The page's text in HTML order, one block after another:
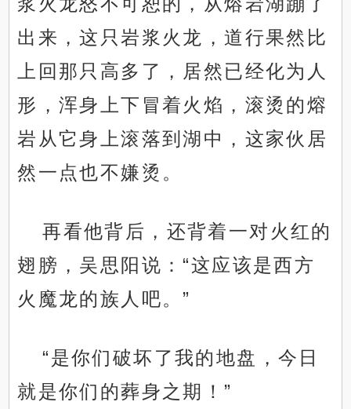
出来，这只岩浆火龙，道行果然比
上回那只高多了，居然已经化为人
形，浑身上下冒着火焰，滚烫的熔
岩从它身上滚落到湖中，这家伙居
然一点也不嫌烫。
再看他背后，还背着一对火红的
翅膀，吴思阳说：“这应该是西方
火魔龙的族人吧。”
“是你们破坏了我的地盘，今日
就是你们的葬身之期！”